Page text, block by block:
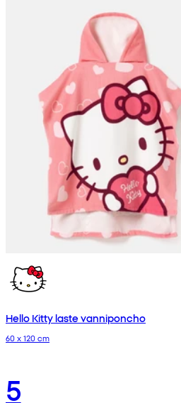
Hello Kitty laste vanniponcho
60 x 120 cm
5